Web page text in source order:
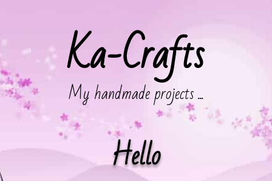
Ka-Crafts
My handmade projects ...
Hello